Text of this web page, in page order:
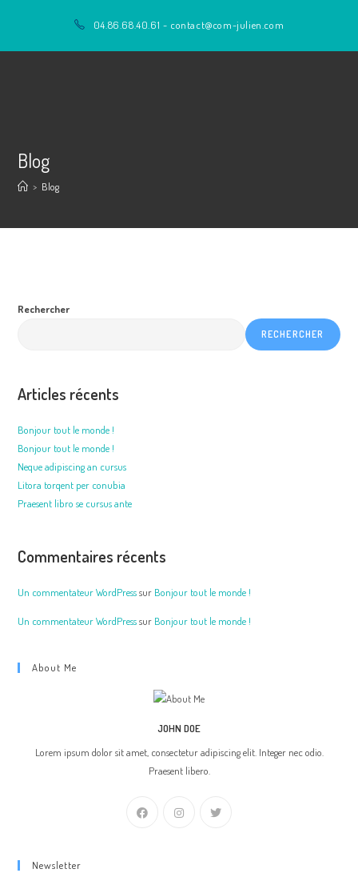
content
04.86.68.40.61 - contact@com-julien.com
Blog
> Blog
Rechercher
RECHERCHER
Articles récents
Bonjour tout le monde !
Bonjour tout le monde !
Neque adipiscing an cursus
Litora torqent per conubia
Praesent libro se cursus ante
Commentaires récents
Un commentateur WordPresssur Bonjour tout le monde !
Un commentateur WordPresssur Bonjour tout le monde !
About Me
JOHN DOE
Lorem ipsum dolor sit amet, consectetur adipiscing elit. Integer nec odio.
Praesent libero.
Newsletter